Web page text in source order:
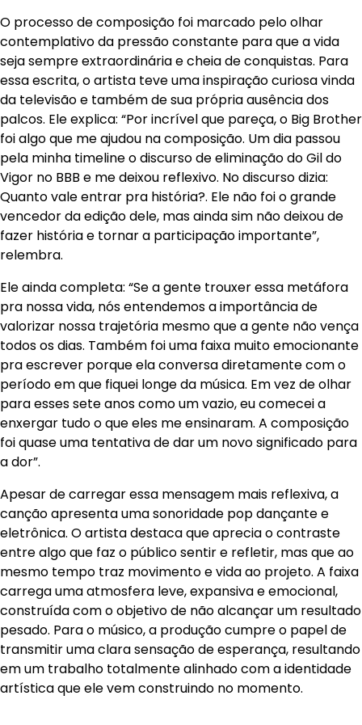
O processo de composição foi marcado pelo olhar
contemplativo da pressão constante para que a vida
seja sempre extraordinária e cheia de conquistas. Para
essa escrita, o artista teve uma inspiração curiosa vinda
da televisão e também de sua própria ausência dos
palcos. Ele explica: “Por incrível que pareça, o Big Brother
foi algo que me ajudou na composição. Um dia passou
pela minha timeline o discurso de eliminação do Gil do
Vigor no BBB e me deixou reflexivo. No discurso dizia:
Quanto vale entrar pra história?. Ele não foi o grande
vencedor da edição dele, mas ainda sim não deixou de
fazer história e tornar a participação importante”,
relembra.
Ele ainda completa: “Se a gente trouxer essa metáfora
pra nossa vida, nós entendemos a importância de
valorizar nossa trajetória mesmo que a gente não vença
todos os dias. Também foi uma faixa muito emocionante
pra escrever porque ela conversa diretamente com o
período em que fiquei longe da música. Em vez de olhar
para esses sete anos como um vazio, eu comecei a
enxergar tudo o que eles me ensinaram. A composição
foi quase uma tentativa de dar um novo significado para
a dor”.
Apesar de carregar essa mensagem mais reflexiva, a
canção apresenta uma sonoridade pop dançante e
eletrônica. O artista destaca que aprecia o contraste
entre algo que faz o público sentir e refletir, mas que ao
mesmo tempo traz movimento e vida ao projeto. A faixa
carrega uma atmosfera leve, expansiva e emocional,
construída com o objetivo de não alcançar um resultado
pesado. Para o músico, a produção cumpre o papel de
transmitir uma clara sensação de esperança, resultando
em um trabalho totalmente alinhado com a identidade
artística que ele vem construindo no momento.